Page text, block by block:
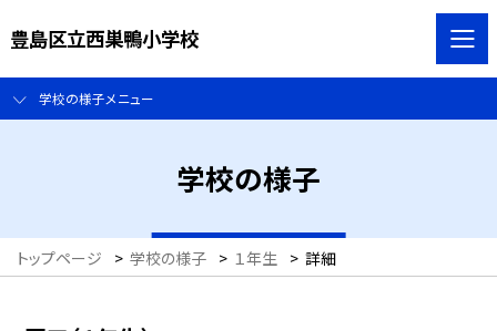
豊島区立西巣鴨小学校
学校の様子メニュー
学校の様子
トップページ > 学校の様子 > １年生 > 詳細